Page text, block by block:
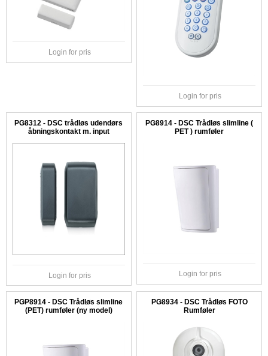
Login for pris
Login for pris
PG8312 - DSC trådløs udendørs
åbningskontakt m. input
Login for pris
PG8914 - DSC Trådløs slimline (
PET ) rumføler
Login for pris
PGP8914 - DSC Trådløs slimline
(PET) rumføler (ny model)
PG8934 - DSC Trådløs FOTO
Rumføler